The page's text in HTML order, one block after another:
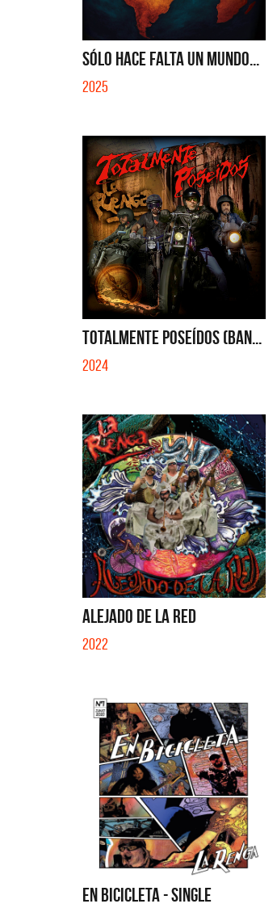
SÓLO HACE FALTA UN MUNDO...
2025
TOTALMENTE POSEÍDOS (BAN...
2024
ALEJADO DE LA RED
2022
EN BICICLETA - SINGLE
Migrantes
SI NO ES CON VOS - SINGLE